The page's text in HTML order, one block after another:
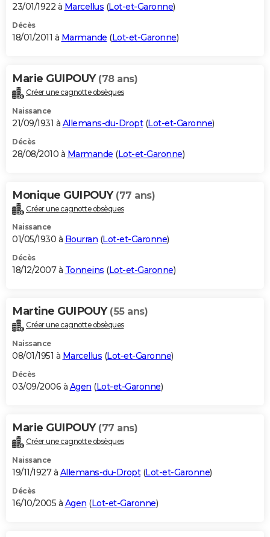
23/01/1922 à Marcellus (Lot-et-Garonne)
Décès
18/01/2011 à Marmande (Lot-et-Garonne)
Marie GUIPOUY (78 ans)
Créer une cagnotte obsèques
Naissance
21/09/1931 à Allemans-du-Dropt(Lot-et-Garonne)
Décès
28/08/2010 à Marmande (Lot-et-Garonne)
Monique GUIPOUY (77 ans)
Créer une cagnotte obsèques
Naissance
01/05/1930 à Bourran (Lot-et-Garonne)
Décès
18/12/2007 à Tonneins (Lot-et-Garonne)
Martine GUIPOUY (55 ans)
Créer une cagnotte obsèques
Naissance
08/01/1951 à Marcellus (Lot-et-Garonne)
Décès
03/09/2006 à Agen (Lot-et-Garonne)
Marie GUIPOUY (77 ans)
Créer une cagnotte obsèques
Naissance
19/11/1927 à Allemans-du-Dropt(Lot-et-Garonne)
Décès
16/10/2005 à Agen (Lot-et-Garonne)